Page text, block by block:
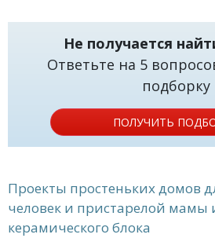
Не получается
Ответьте на 5
подборку
ПОЛУЧИТЬ
Проекты простеньких домов
человек и пристарелой мамы
керамического блока